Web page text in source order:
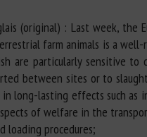
(original) : Last week, the
farm animals is a
are particularly sensitive
between sites or to
long-lasting effects such as
of welfare in the
loading procedures;